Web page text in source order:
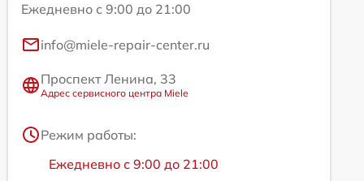
Ежедневно с 9:00 до 21:00
info@miele-repair-center.ru
Проспект Ленина, 33
Адрес сервисного центра Miele
Режим работы:
Ежедневно с 9:00 до 21:00